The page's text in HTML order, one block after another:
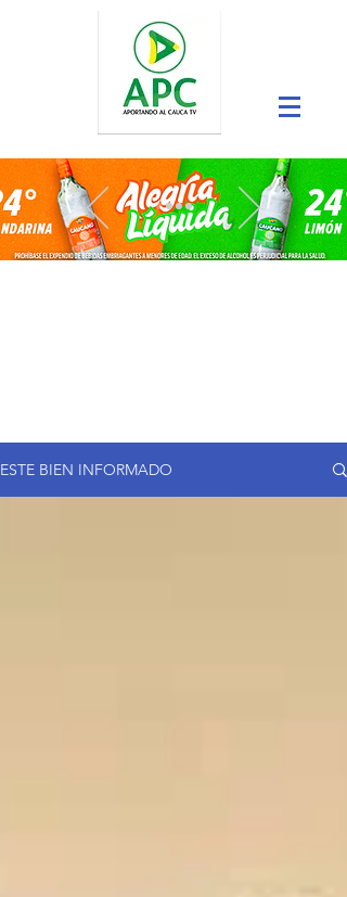
ESTE BIEN INFORMADO